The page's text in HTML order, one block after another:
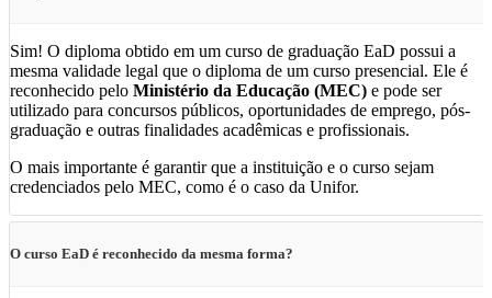
Sim! O diploma obtido em um curso de graduação EaD possui a
mesma validade legal que o diploma de um curso presencial. Ele é
reconhecido pelo Ministério da Educação (MEC) e pode ser
utilizado para concursos públicos, oportunidades de emprego, pós-
graduação e outras finalidades acadêmicas e profissionais.
O mais importante é garantir que a instituição e o curso sejam
credenciados pelo MEC, como é o caso da Unifor.
O curso EaD é reconhecido da mesma forma?